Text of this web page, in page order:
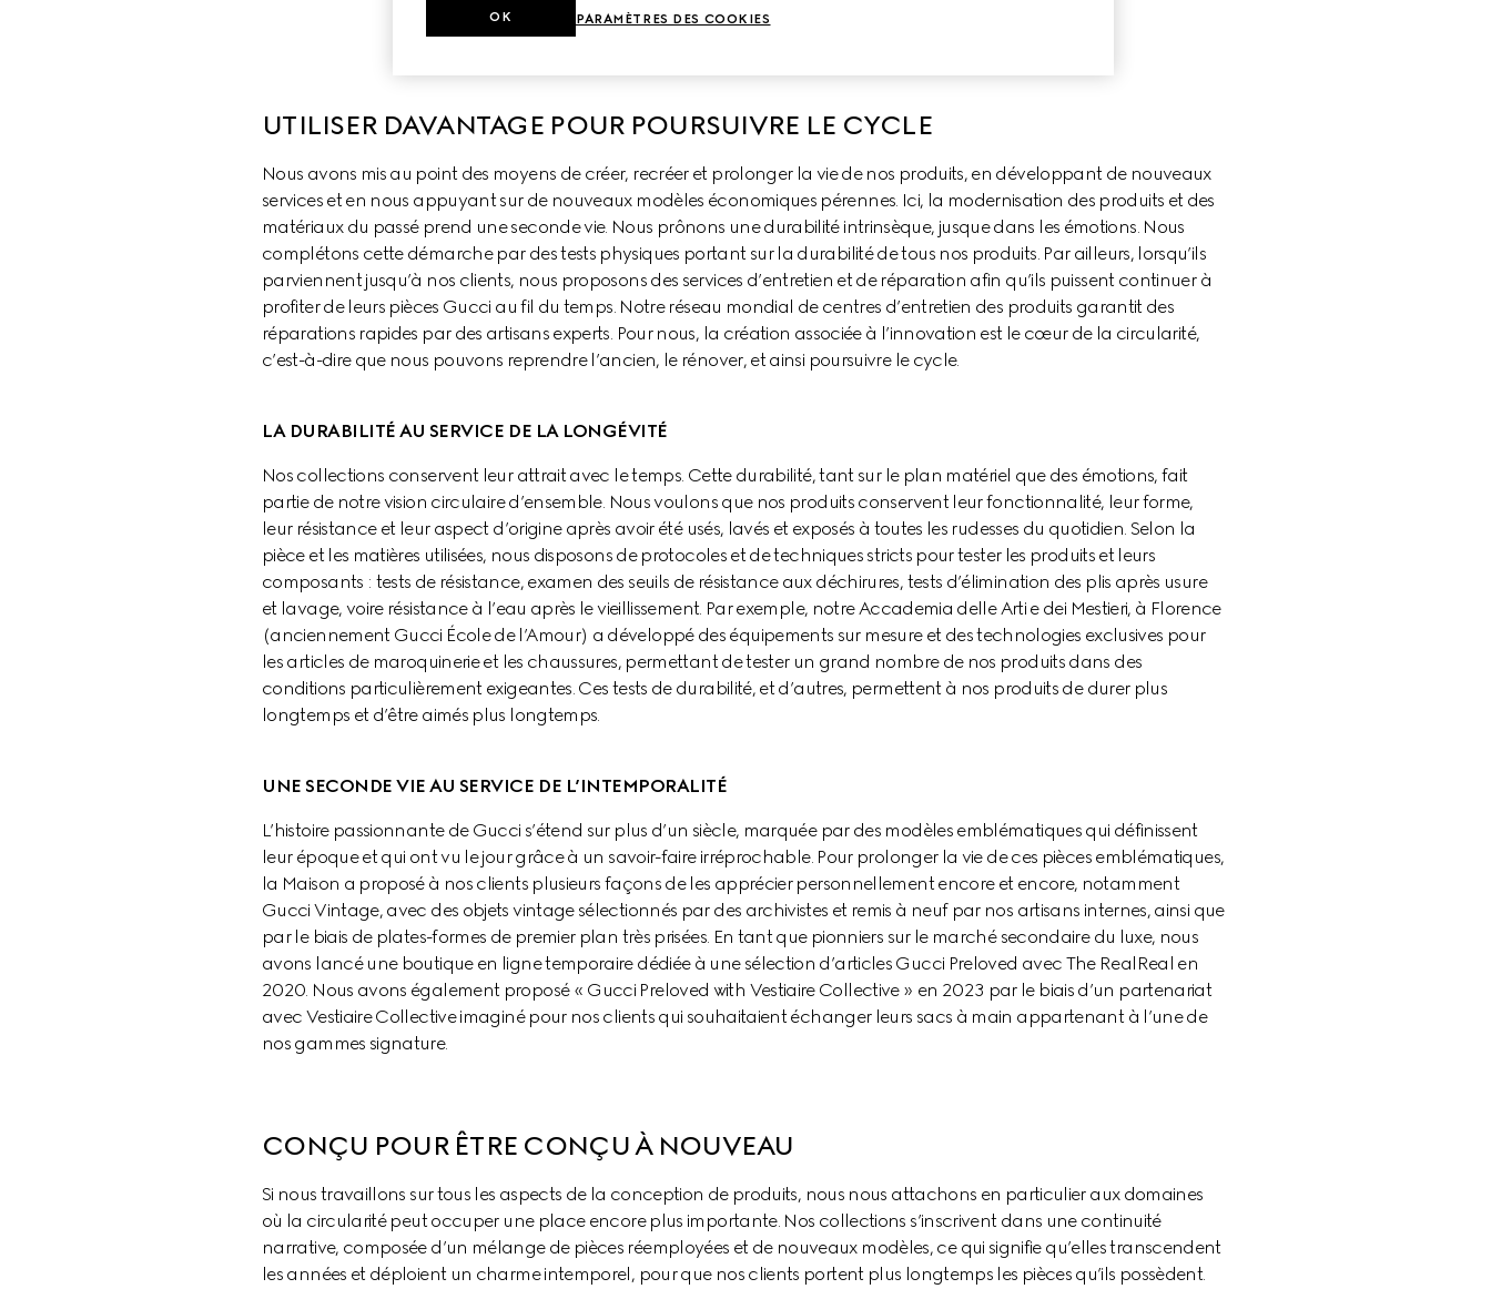
UTILISER DAVANTAGE POUR POURSUIVRE LE CYCLE
Nous avons mis au point des moyens de créer, recréer et prolonger la vie de nos produits, en développant de nouveaux
services et en nous appuyant sur de nouveaux modèles économiques pérennes. Ici, la modernisation des produits et des
matériaux du passé prend une seconde vie. Nous prônons une durabilité intrinsèque, jusque dans les émotions. Nous
complétons cette démarche par des tests physiques portant sur la durabilité de tous nos produits. Par ailleurs, lorsqu’ils
parviennent jusqu’à nos clients, nous proposons des services d’entretien et de réparation afin qu’ils puissent continuer à
profiter de leurs pièces Gucci au fil du temps. Notre réseau mondial de centres d’entretien des produits garantit des
réparations rapides par des artisans experts. Pour nous, la création associée à l’innovation est le cœur de la circularité,
c’est-à-dire que nous pouvons reprendre l’ancien, le rénover, et ainsi poursuivre le cycle.
LA DURABILITÉ AU SERVICE DE LA LONGÉVITÉ
Nos collections conservent leur attrait avec le temps. Cette durabilité, tant sur le plan matériel que des émotions, fait
partie de notre vision circulaire d’ensemble. Nous voulons que nos produits conservent leur fonctionnalité, leur forme,
leur résistance et leur aspect d’origine après avoir été usés, lavés et exposés à toutes les rudesses du quotidien. Selon la
pièce et les matières utilisées, nous disposons de protocoles et de techniques stricts pour tester les produits et leurs
composants : tests de résistance, examen des seuils de résistance aux déchirures, tests d’élimination des plis après usure
et lavage, voire résistance à l’eau après le vieillissement. Par exemple, notre Accademia delle Arti e dei Mestieri, à Florence
(anciennement Gucci École de l’Amour) a développé des équipements sur mesure et des technologies exclusives pour
les articles de maroquinerie et les chaussures, permettant de tester un grand nombre de nos produits dans des
conditions particulièrement exigeantes. Ces tests de durabilité, et d’autres, permettent à nos produits de durer plus
longtemps et d’être aimés plus longtemps.
UNE SECONDE VIE AU SERVICE DE L’INTEMPORALITÉ
L’histoire passionnante de Gucci s’étend sur plus d’un siècle, marquée par des modèles emblématiques qui définissent
leur époque et qui ont vu le jour grâce à un savoir-faire irréprochable. Pour prolonger la vie de ces pièces emblématiques,
la Maison a proposé à nos clients plusieurs façons de les apprécier personnellement encore et encore, notamment
Gucci Vintage, avec des objets vintage sélectionnés par des archivistes et remis à neuf par nos artisans internes, ainsi que
par le biais de plates-formes de premier plan très prisées. En tant que pionniers sur le marché secondaire du luxe, nous
avons lancé une boutique en ligne temporaire dédiée à une sélection d’articles Gucci Preloved avec The RealReal en
2020. Nous avons également proposé « Gucci Preloved with Vestiaire Collective » en 2023 par le biais d’un partenariat
avec Vestiaire Collective imaginé pour nos clients qui souhaitaient échanger leurs sacs à main appartenant à l’une de
nos gammes signature.
CONÇU POUR ÊTRE CONÇU À NOUVEAU
Si nous travaillons sur tous les aspects de la conception de produits, nous nous attachons en particulier aux domaines
où la circularité peut occuper une place encore plus importante. Nos collections s’inscrivent dans une continuité
narrative, composée d’un mélange de pièces réemployées et de nouveaux modèles, ce qui signifie qu’elles transcendent
les années et déploient un charme intemporel, pour que nos clients portent plus longtemps les pièces qu’ils possèdent.
PARAMÈTRES DES COOKIES
OK